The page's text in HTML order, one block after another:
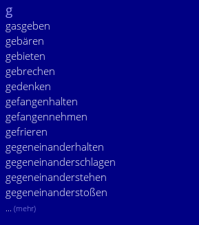
g
gasgeben
gebären
gebieten
gebrechen
gedenken
gefangenhalten
gefangennehmen
gefrieren
gegeneinanderhalten
gegeneinanderschlagen
gegeneinanderstehen
gegeneinanderstoßen
... (mehr)